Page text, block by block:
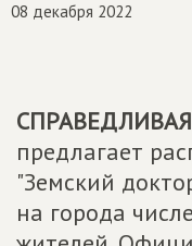
08 декабря 2022
предлагает
"Земский
на города